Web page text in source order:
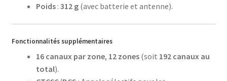
Poids: 312 g(avec batterie et antenne).
Fonctionnalités supplémentaires
16 canaux par zone, 12 zones(soit 192 canaux au
total).